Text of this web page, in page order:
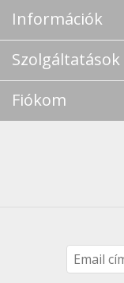
Információk
Szolgáltatások
Fiókom